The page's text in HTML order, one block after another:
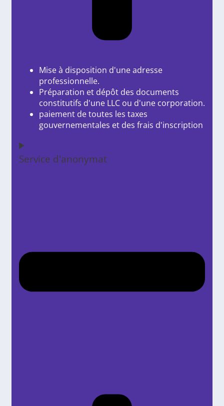
Mise à disposition d'une adresse
professionnelle.
Préparation et dépôt des documents
constitutifs d'une LLC ou d'une corporation.
paiement de toutes les taxes
gouvernementales et des frais d'inscription
Service d'anonymat